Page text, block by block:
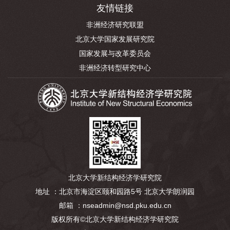
友情链接
非洲经济研究联盟
北京大学国家发展研究院
国家发展与改革委员会
非洲经济转型研究中心
北京大学新结构经济学研究院
地址 ：北京市海淀区颐和园路5号 北京大学朗润园
邮箱 ：nseadmin@nsd.pku.edu.cn
版权所有©北京大学新结构经济学研究院